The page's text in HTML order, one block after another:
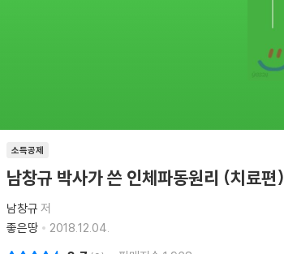
소득공제
남창규 박사가 쓴 인체파동원리 (치료편)
남창규 저
좋은땅
2018.12.04.